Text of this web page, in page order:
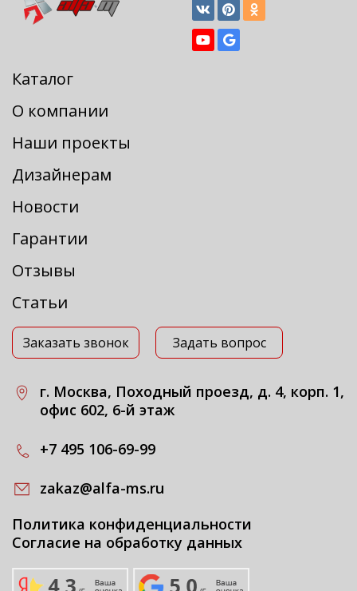
Каталог
О компании
Наши проекты
Дизайнерам
Новости
Гарантии
Отзывы
Статьи
Заказать звонок Задать вопрос
г. Москва, Походный проезд, д. 4, корп. 1,
офис 602, 6-й этаж
+7 495 106-69-99
zakaz@alfa-ms.ru
Политика конфиденциальности
Согласие на обработку данных